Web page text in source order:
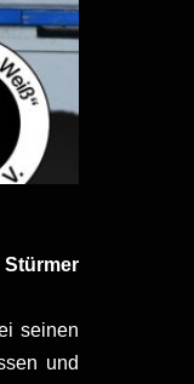
seinen
und